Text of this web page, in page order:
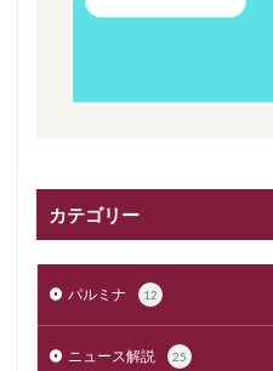
カテゴリー
パルミナ 12
ニュース解説 25